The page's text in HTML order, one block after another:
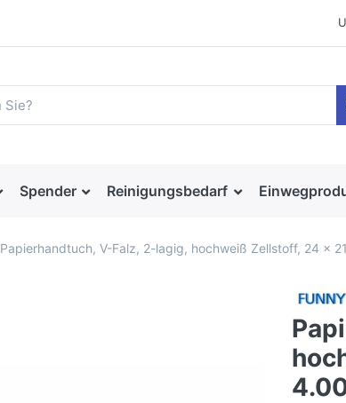
Spender Reinigungsbedarf
Papierhandtuch, V-Falz, 2-lagig, hochweiß Zellstoff, 24 x